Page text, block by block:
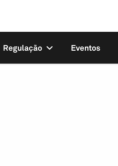
Regulação Eventos